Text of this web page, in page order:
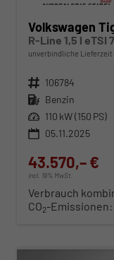
Volkswagen
unverbindliche Lieferzeit:
Fahrzeugnr. 106784
Kraftstoff Benzin
Leistung 110 kW (150 PS)
05.11.2025
43.570,– €
incl. 19% MwSt.
Verbrauch
CO2-Emissionen: